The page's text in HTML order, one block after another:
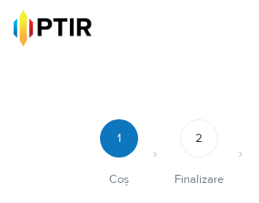
1
Coș
2
Finalizare